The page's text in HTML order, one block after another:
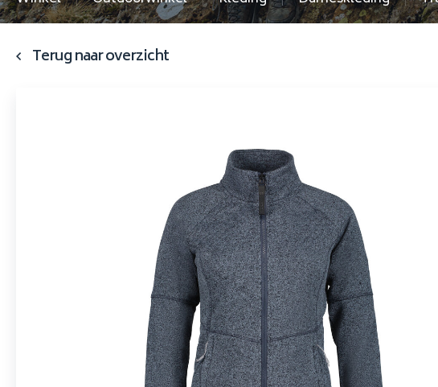
Terug naar overzicht